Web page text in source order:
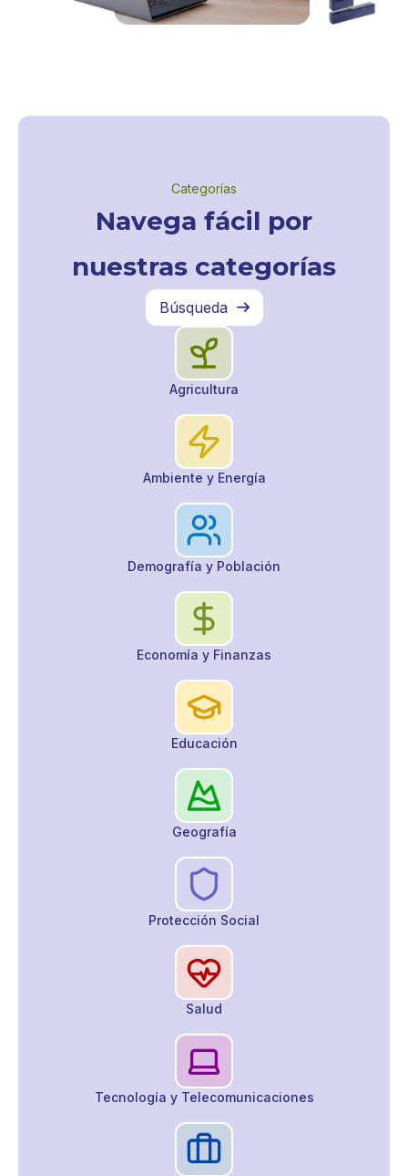
Categorías
Navega fácil por
nuestras categorías
Búsqueda 
Agricultura
Ambiente y Energía
Demografía y Población
Economía y Finanzas
Educación
Geografía
Protección Social
Salud
Tecnología y Telecomunicaciones